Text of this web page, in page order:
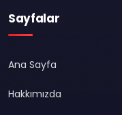
Sayfalar
Ana Sayfa
Hakkımızda